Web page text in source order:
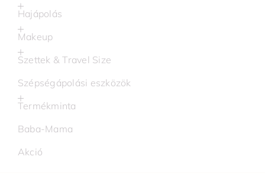
Hajápolás
Makeup
Szettek & Travel Size
Szépségápolási eszközök
Termékminta
Baba-Mama
Akció